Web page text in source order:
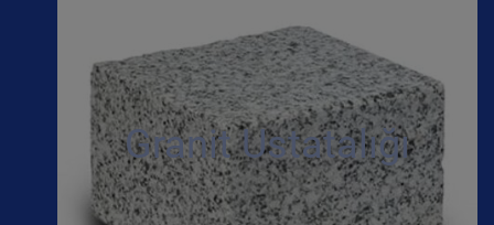
Granit Ustatalığı